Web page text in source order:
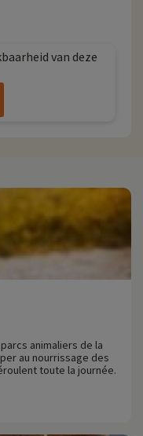
van deze
animaliers de la
au nourrissage des
toute la journée.